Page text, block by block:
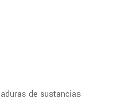
de sustancias